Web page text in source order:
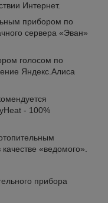
Интернет.
прибором по
сервера «Эван»
голосом по
Яндекс.Алиса
- 100%
«ведомого».
прибора